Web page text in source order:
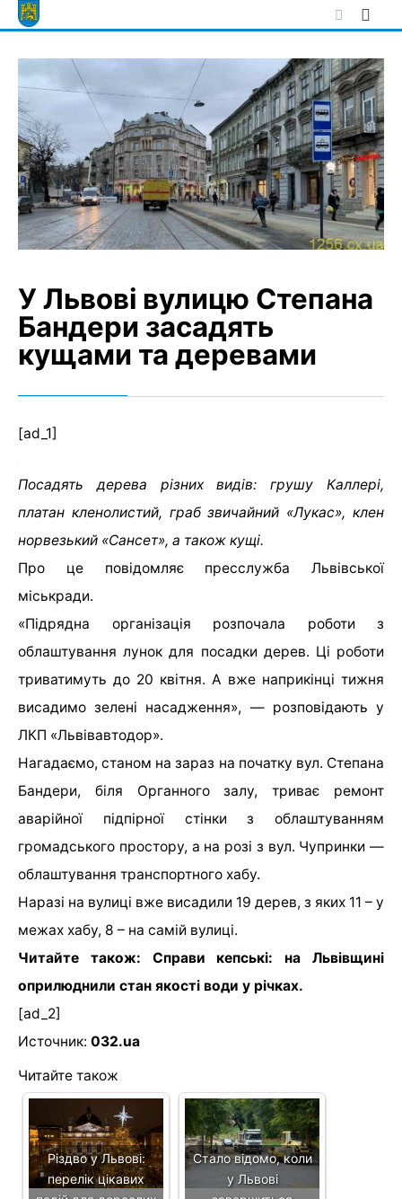
Skip
to
У Львові вулицю Степана
Бандери засадять
кущами та деревами
[ad_1]
Посадять дерева різних видів: грушу Каллері,
платан кленолистий, граб звичайний «Лукас», клен
норвезький «Сансет», а також кущі.
Про це повідомляє пресслужба Львівської
міськради.
«Підрядна організація розпочала роботи з
облаштування лунок для посадки дерев. Ці роботи
триватимуть до 20 квітня. А вже наприкінці тижня
висадимо зелені насадження», — розповідають у
ЛКП «Львівавтодор».
Нагадаємо, станом на зараз на початку вул. Степана
Бандери, біля Органного залу, триває ремонт
аварійної підпірної стінки з облаштуванням
громадського простору, а на розі з вул. Чупринки —
облаштування транспортного хабу.
Наразі на вулиці вже висадили 19 дерев, з яких 11 – у
межах хабу, 8 – на самій вулиці.
Читайте також: Справи кепські: на Львівщині
оприлюднили стан якості води у річках.
[ad_2]
Источник: 032.ua
Читайте також
Різдво у Львові:
перелік цікавих
Стало відомо, коли
у Львові